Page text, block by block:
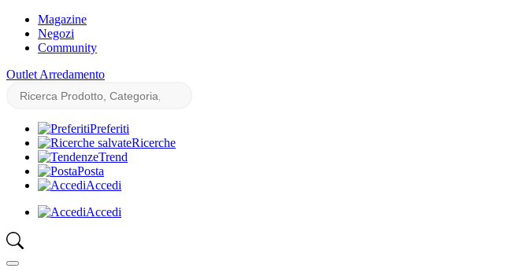
Magazine
Negozi
Community
Outlet Arredamento
Preferiti
Ricerche
Trend
Posta
Accedi
Accedi